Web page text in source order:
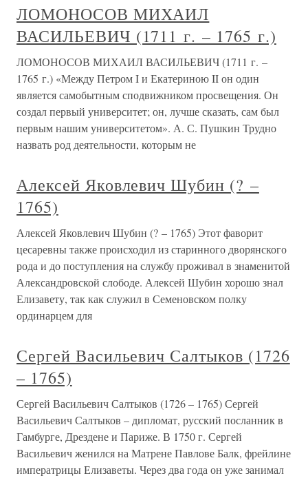
ЛОМОНОСОВ МИХАИЛ
ВАСИЛЬЕВИЧ (1711 г. – 1765 г.)
ЛОМОНОСОВ МИХАИЛ ВАСИЛЬЕВИЧ (1711 г. –
1765 г.) «Между Петром I и Екатериною II он один
является самобытным сподвижником просвещения. Он
создал первый университет; он, лучше сказать, сам был
первым нашим университетом». А. С. Пушкин Трудно
назвать род деятельности, которым не
Алексей Яковлевич Шубин (? –
1765)
Алексей Яковлевич Шубин (? – 1765) Этот фаворит
цесаревны также происходил из старинного дворянского
рода и до поступления на службу проживал в знаменитой
Александровской слободе. Алексей Шубин хорошо знал
Елизавету, так как служил в Семеновском полку
ординарцем для
Сергей Васильевич Салтыков (1726
– 1765)
Сергей Васильевич Салтыков (1726 – 1765) Сергей
Васильевич Салтыков – дипломат, русский посланник в
Гамбурге, Дрездене и Париже. В 1750 г. Сергей
Васильевич женился на Матрене Павлове Балк, фрейлине
императрицы Елизаветы. Через два года он уже занимал